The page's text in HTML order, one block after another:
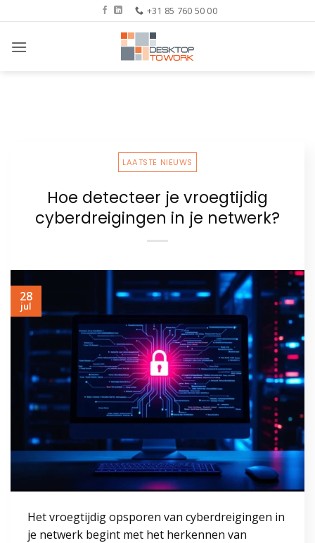
naar
inhoud
+31 85 760 50 00
LAATSTE NIEUWS
Hoe detecteer je vroegtijdig
cyberdreigingen in je netwerk?
28
jul
Het vroegtijdig opsporen van cyberdreigingen in
je netwerk begint met het herkennen van